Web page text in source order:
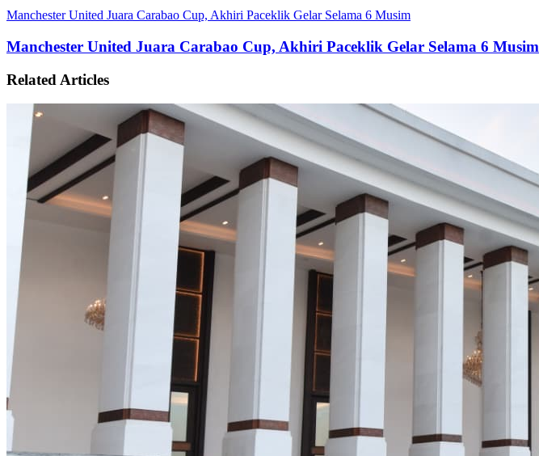
Manchester United Juara Carabao Cup, Akhiri Paceklik Gelar Selama 6 Musim
Manchester United Juara Carabao Cup, Akhiri Paceklik Gelar Selama 6 Musim
Related Articles